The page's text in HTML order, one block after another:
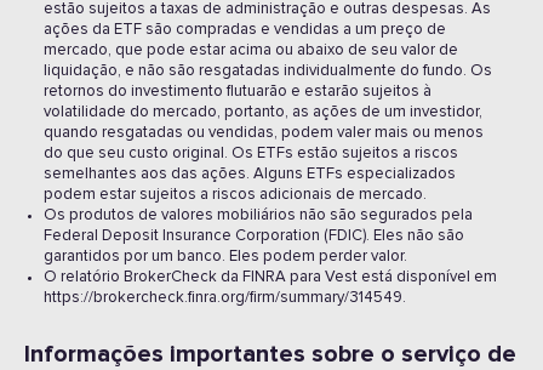
estão sujeitos a taxas de administração e outras despesas. As
ações da ETF são compradas e vendidas a um preço de
mercado, que pode estar acima ou abaixo de seu valor de
liquidação, e não são resgatadas individualmente do fundo. Os
retornos do investimento flutuarão e estarão sujeitos à
volatilidade do mercado, portanto, as ações de um investidor,
quando resgatadas ou vendidas, podem valer mais ou menos
do que seu custo original. Os ETFs estão sujeitos a riscos
semelhantes aos das ações. Alguns ETFs especializados
podem estar sujeitos a riscos adicionais de mercado.
Os produtos de valores mobiliários não são segurados pela
Federal Deposit Insurance Corporation (FDIC). Eles não são
garantidos por um banco. Eles podem perder valor.
O relatório BrokerCheck da FINRA para Vest está disponível em
https://brokercheck.finra.org/firm/summary/314549.
Informações importantes sobre o serviço de